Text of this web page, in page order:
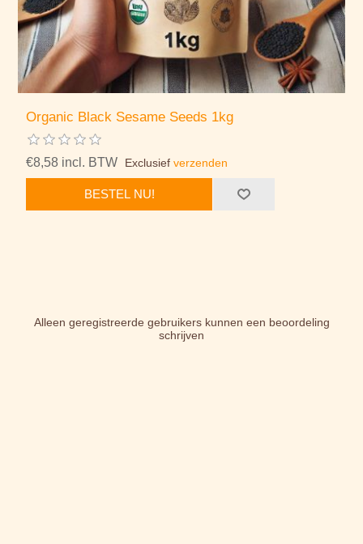
Organic Black Sesame Seeds 1kg
€8,58 incl. BTW Exclusiefverzenden
BESTEL NU!
Alleen geregistreerde gebruikers kunnen een beoordeling
schrijven